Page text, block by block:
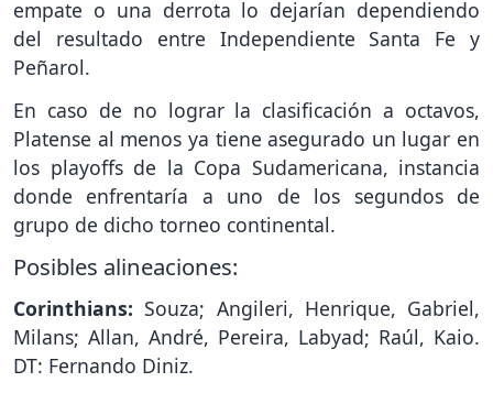
empate o una derrota lo dejarían dependiendo
del resultado entre Independiente Santa Fe y
Peñarol.
En caso de no lograr la clasificación a octavos,
Platense al menos ya tiene asegurado un lugar en
los playoffs de la Copa Sudamericana, instancia
donde enfrentaría a uno de los segundos de
grupo de dicho torneo continental.
Posibles alineaciones:
Corinthians: Souza; Angileri, Henrique, Gabriel,
Milans; Allan, André, Pereira, Labyad; Raúl, Kaio.
DT: Fernando Diniz.